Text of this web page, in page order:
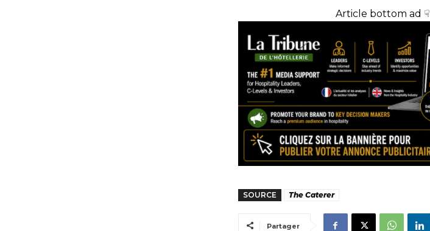
Article bottom ad ☟
SOURCE The Caterer
Partager